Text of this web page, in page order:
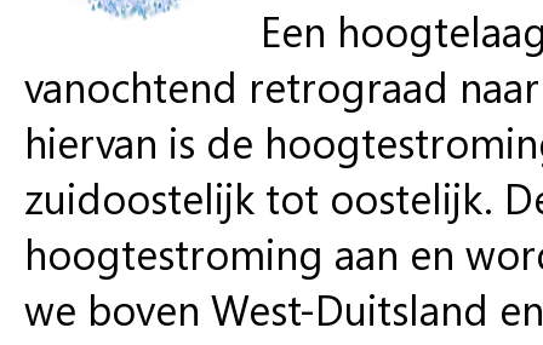
Een
vanochtend retrograad
hiervan is de
zuidoostelijk tot oostelijk.
hoogtestroming aan en
we boven West-Duitsland